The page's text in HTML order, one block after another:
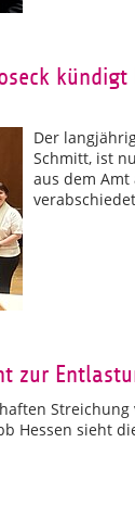
Der
Schmitt, ist
aus dem Amt
zur
Hessen sieht